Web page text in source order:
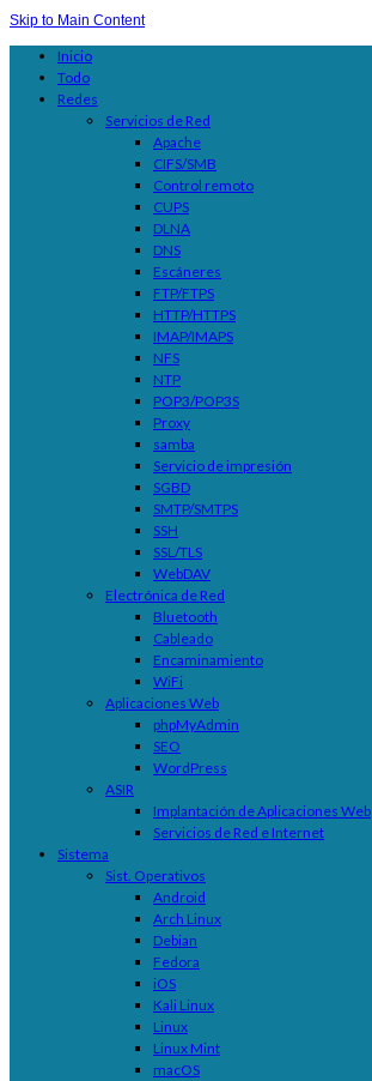
Skip to Main Content
Inicio
Todo
Redes
Servicios de Red
Apache
CIFS/SMB
Control remoto
CUPS
DLNA
DNS
Escáneres
FTP/FTPS
HTTP/HTTPS
IMAP/IMAPS
NFS
NTP
POP3/POP3S
Proxy
samba
Servicio de impresión
SGBD
SMTP/SMTPS
SSH
SSL/TLS
WebDAV
Electrónica de Red
Bluetooth
Cableado
Encaminamiento
WiFi
Aplicaciones Web
phpMyAdmin
SEO
WordPress
ASIR
Implantación de Aplicaciones Web
Servicios de Red e Internet
Sistema
Sist. Operativos
Android
Arch Linux
Debian
Fedora
iOS
Kali Linux
Linux
Linux Mint
macOS